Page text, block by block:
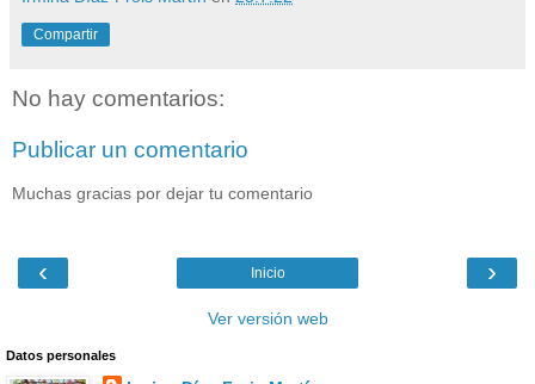
Compartir
No hay comentarios:
Publicar un comentario
Muchas gracias por dejar tu comentario
‹ ›
Inicio
Ver versión web
Datos personales